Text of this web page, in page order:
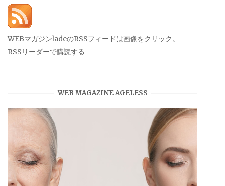
WEBマガジンladeのRSSフィードは画像をクリック。
RSSリーダーで購読する
WEB MAGAZINE AGELESS